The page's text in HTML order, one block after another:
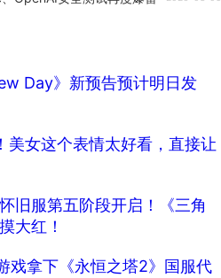
Day》新预告预计明日发
美女这个表情太好看，直接让
旧服第五阶段开启！《三角
大红！
戏拿下《永恒之塔2》国服代